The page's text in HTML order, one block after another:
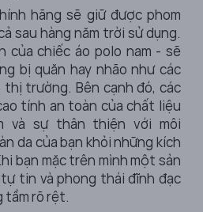
hãng sẽ giữ được phom
sau hàng năm trời sử dụng.
của chiếc áo polo nam - sẽ
bị quăn hay nhão như các
trường. Bên cạnh đó, các
tính an toàn của chất liệu
và sự thân thiện với môi
da của bạn khỏi những kích
bạn mặc trên mình một sản
tin và phong thái đĩnh đạc
tầm rõ rệt.